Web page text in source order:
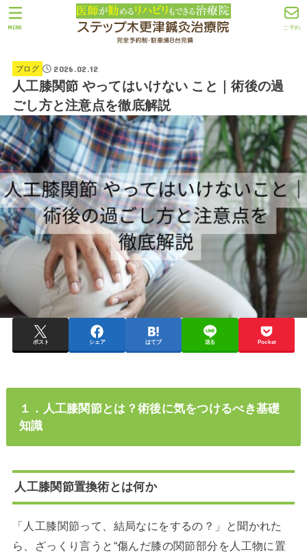
ご予約
MENU
ブログ 2026.02.12
人工膝関節 やってはいけない こと｜術後の過
ごし方と注意点を徹底解説
ポスト シェア はてブ 送る Pocket
１．人工膝関節とは？術後に気をつけるべき基礎
知識
人工膝関節置換術とは何か
「人工膝関節って、結局なにをするの？」と聞かれた
ら、ざっくり言うと“傷んだ膝の関節部分を人工物に置